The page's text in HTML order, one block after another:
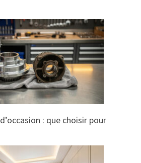
: que choisir pour